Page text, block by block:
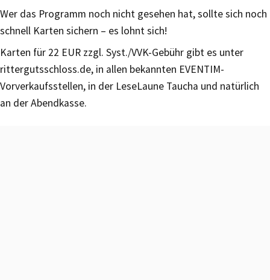
Wer das Programm noch nicht gesehen hat, sollte sich noch
schnell Karten sichern – es lohnt sich!
Karten für 22 EUR zzgl. Syst./VVK-Gebühr gibt es unter
rittergutsschloss.de, in allen bekannten EVENTIM-
Vorverkaufsstellen, in der LeseLaune Taucha und natürlich
an der Abendkasse.